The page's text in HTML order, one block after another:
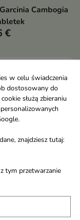
Cambogia
€

Slim 50
w celu świadczenia
dostosowany do
służą zbieraniu
znajdziesz tutaj:
tym przetwarzanie